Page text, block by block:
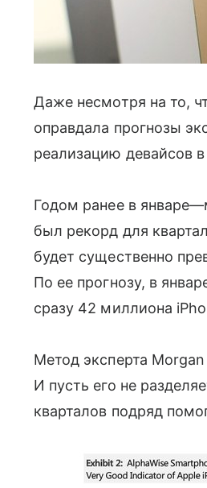
Даже несмотря на то,
оправдала прогнозы
реализацию девайсов
Годом ранее в
был рекорд для
будет существенно
По ее прогнозу, в
сразу 42 миллиона
Метод эксперта
И пусть его не
кварталов подряд